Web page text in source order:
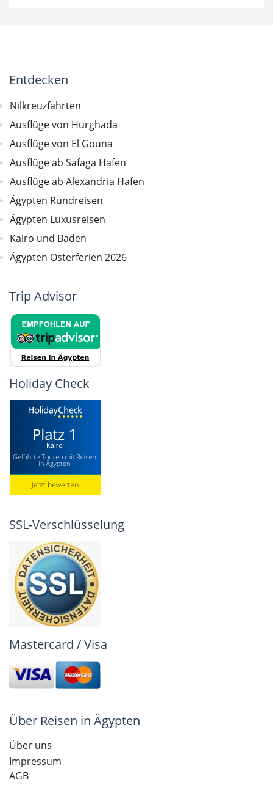
Entdecken
Nilkreuzfahrten
Ausflüge von Hurghada
Ausflüge von El Gouna
Ausflüge ab Safaga Hafen
Ausflüge ab Alexandria Hafen
Ägypten Rundreisen
Ägypten Luxusreisen
Kairo und Baden
Ägypten Osterferien 2026
Trip Advisor
Holiday Check
SSL-Verschlüsselung
Mastercard / Visa
Über Reisen in Ägypten
Über uns
Impressum
AGB